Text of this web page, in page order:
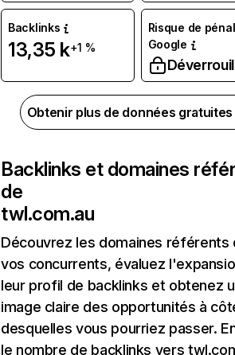
Backlinks
13,35 k+1 %
Risque de
Google
Obtenir plus de données
Backlinks et domaines
de
twl.com.au
Découvrez les domaines référents
vos concurrents, évaluez
leur profil de backlinks et obtenez
image claire des opportunités à
desquelles vous pourriez passer.
le nombre de backlinks vers